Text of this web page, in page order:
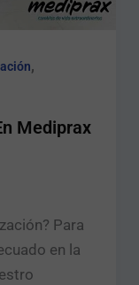
,
Mediprax
Para
en la